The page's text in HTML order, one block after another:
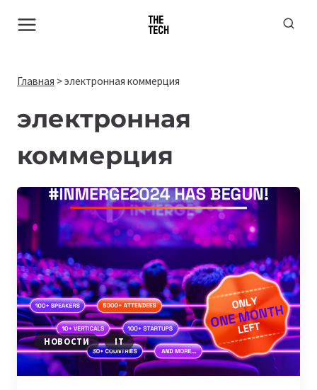
Главная >электронная коммерция
электронная
коммерция
НОВОСТИ IT